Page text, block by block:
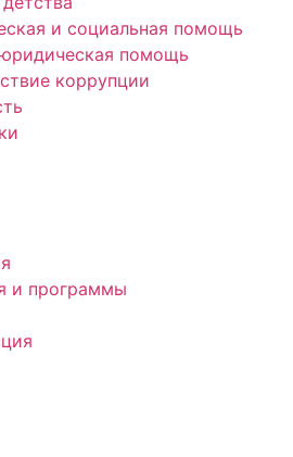
и социальная помощь
помощь
коррупции
и программы